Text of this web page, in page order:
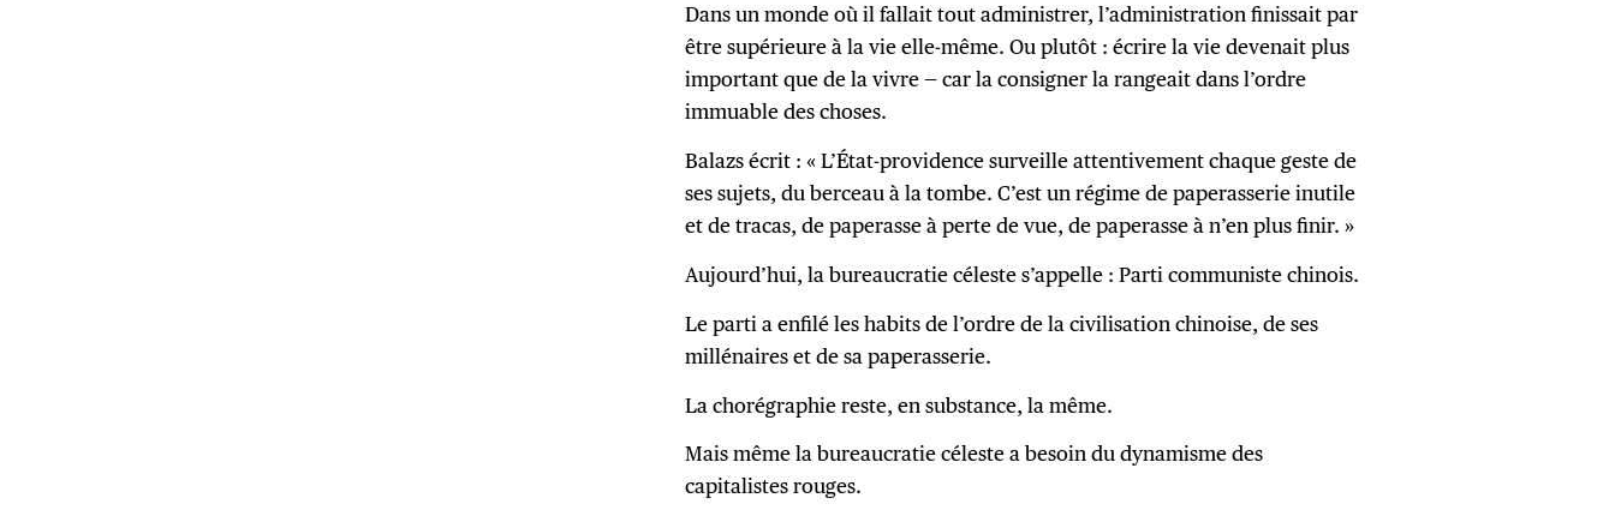
Dans un monde où il fallait tout administrer, l’administration finissait par
être supérieure à la vie elle-même. Ou plutôt : écrire la vie devenait plus
important que de la vivre — car la consigner la rangeait dans l’ordre
immuable des choses.
Balazs écrit : « L’État-providence surveille attentivement chaque geste de
ses sujets, du berceau à la tombe. C’est un régime de paperasserie inutile
et de tracas, de paperasse à perte de vue, de paperasse à n’en plus finir. »
Aujourd’hui, la bureaucratie céleste s’appelle : Parti communiste chinois.
Le parti a enfilé les habits de l’ordre de la civilisation chinoise, de ses
millénaires et de sa paperasserie.
La chorégraphie reste, en substance, la même.
Mais même la bureaucratie céleste a besoin du dynamisme des
capitalistes rouges.